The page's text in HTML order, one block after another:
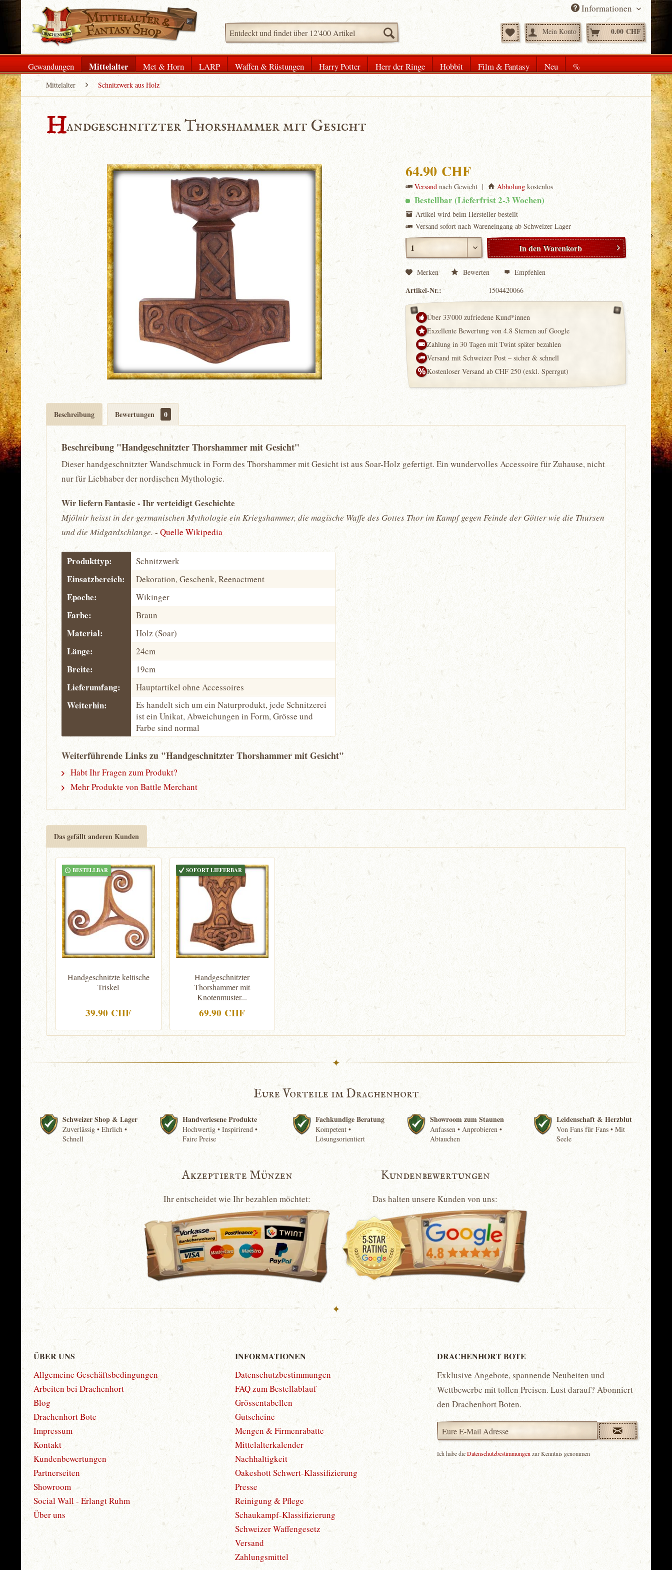
Informationen
Mein Konto 0.00 CHF
Gewandungen Mittelalter Met & Horn LARP Waffen & Rüstungen Harry Potter Herr der Ringe Hobbit Film & Fantasy Neu %
Mittelalter Schnitzwerk aus Holz
Handgeschnitzter Thorshammer mit Gesicht
64.90 CHF
Versand nach Gewicht | Abholung kostenlos
Bestellbar (Lieferfrist 2-3 Wochen)
Artikel wird beim Hersteller bestellt
Versand sofort nach Wareneingang ab Schweizer Lager
In denWarenkorb
Merken Bewerten Empfehlen
Artikel-Nr.: 1504420066
Über 33'000 zufriedene Kund*innen
Exzellente Bewertung von 4.8 Sternen auf Google
Zahlung in 30 Tagen mit Twint später bezahlen
Versand mit Schweizer Post – sicher & schnell
Kostenloser Versand ab CHF 250 (exkl. Sperrgut)
Beschreibung Bewertungen 0
Beschreibung "Handgeschnitzter Thorshammer mit Gesicht"
Dieser handgeschnitzter Wandschmuck in Form des Thorshammer mit Gesicht ist aus Soar-Holz gefertigt. Ein wundervolles Accessoire für Zuhause, nicht
nur für Liebhaber der nordischen Mythologie.
Wir liefern Fantasie - Ihr verteidigt Geschichte
Mjölnir heisst in der germanischen Mythologie ein Kriegshammer, die magische Waffe des Gottes Thor im Kampf gegen Feinde der Götter wie die Thursen
und die Midgardschlange.- Quelle Wikipedia
Produkttyp: Schnitzwerk
Einsatzbereich: Dekoration, Geschenk, Reenactment
Epoche: Wikinger
Farbe: Braun
Material: Holz (Soar)
Länge: 24cm
Breite: 19cm
Lieferumfang: Hauptartikel ohne Accessoires
Weiterhin:
Es handelt sich um ein Naturprodukt, jede Schnitzerei
ist ein Unikat, Abweichungen in Form, Grösse und
Farbe sind normal
Weiterführende Links zu "Handgeschnitzter Thorshammer mit Gesicht"
Habt Ihr Fragen zum Produkt?
Mehr Produkte von Battle Merchant
Das gefällt anderen Kunden
BESTELLBAR
Handgeschnitzte keltische
Triskel
39.90 CHF
SOFORT LIEFERBAR
Handgeschnitzter
Thorshammer mit
Knotenmuster...
69.90 CHF
✦
Eure Vorteile im Drachenhort
Schweizer Shop & Lager
Zuverlässig • Ehrlich •
Schnell
Handverlesene Produkte
Hochwertig • Inspirirend •
Faire Preise
Fachkundige Beratung
Kompetent •
Lösungsorientiert
Showroom zum Staunen
Anfassen • Anprobieren •
Abtauchen
Leidenschaft & Herzblut
Von Fans für Fans • Mit
Seele
Akzeptierte Münzen
Ihr entscheidet wie Ihr bezahlen möchtet:
Kundenbewertungen
Das halten unsere Kunden von uns:
✦
ÜBER UNS
Allgemeine Geschäftsbedingungen
Arbeiten bei Drachenhort
Blog
Drachenhort Bote
Impressum
Kontakt
Kundenbewertungen
Partnerseiten
Showroom
Social Wall - Erlangt Ruhm
Über uns
INFORMATIONEN
Datenschutzbestimmungen
FAQ zum Bestellablauf
Grössentabellen
Gutscheine
Mengen & Firmenrabatte
Mittelalterkalender
Nachhaltigkeit
Oakeshott Schwert-Klassifizierung
Presse
Reinigung & Pflege
Schaukampf-Klassifizierung
Schweizer Waffengesetz
Versand
Zahlungsmittel
DRACHENHORT BOTE
Exklusive Angebote, spannende Neuheiten und
Wettbewerbe mit tollen Preisen. Lust darauf? Abonniert
den Drachenhort Boten.
Ich habe dieDatenschutzbestimmungen zur Kenntnis genommen